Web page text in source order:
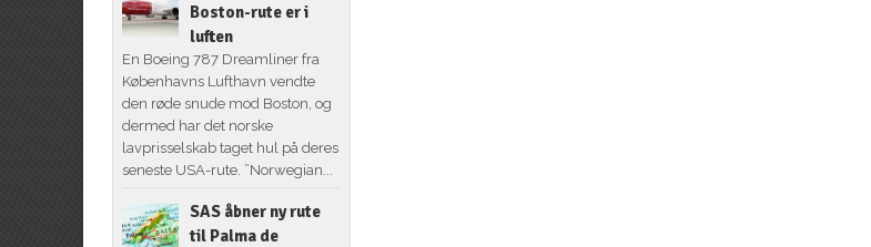
Boston-rute er i
luften
En Boeing 787 Dreamliner fra
Københavns Lufthavn vendte
den røde snude mod Boston, og
dermed har det norske
lavprisselskab taget hul på deres
seneste USA-rute. ”Norwegian...
SAS åbner ny rute
til Palma de